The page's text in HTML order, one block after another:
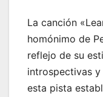
La canción
homónimo de
reflejo de su
introspectivas
esta pista